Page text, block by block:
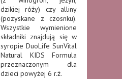
dzikiej róży) czy alliny
(pozyskane z czosnku).
Wszystkie wymienione
składniki znajdują się w
syropie DuoLife SunVital
Natural KIDS Formula
przeznaczonym dla
dzieci powyżej 6 r.ż.